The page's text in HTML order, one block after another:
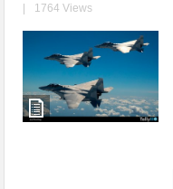
1764 Views